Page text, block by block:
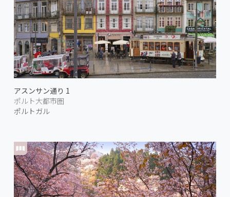
アスンサン通り 1
ポルト大都市圏
ポルトガル